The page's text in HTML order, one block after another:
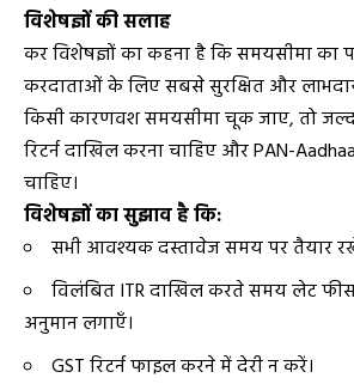
विशेषज्ञों की सलाह
कर विशेषज्ञों का कहना है कि समयसीमा का
करदाताओं के लिए सबसे सुरक्षित और
किसी कारणवश समयसीमा चूक जाए, तो
रिटर्न दाखिल करना चाहिए और PAN-
चाहिए।
विशेषज्ञों का सुझाव है कि:
सभी आवश्यक दस्तावेज समय पर तैयार
विलंबित ITR दाखिल करते समय लेट
अनुमान लगाएँ।
GST रिटर्न फाइल करने में देरी न करें।